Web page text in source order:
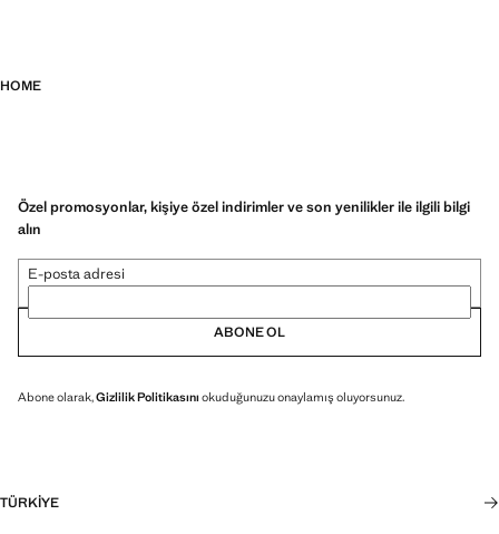
HOME
Özel promosyonlar, kişiye özel indirimler ve son yenilikler ile ilgili bilgi
alın
E-posta adresi
ABONE OL
Abone olarak,Gizlilik Politikasını okuduğunuzu onaylamış oluyorsunuz.
TÜRKIYE